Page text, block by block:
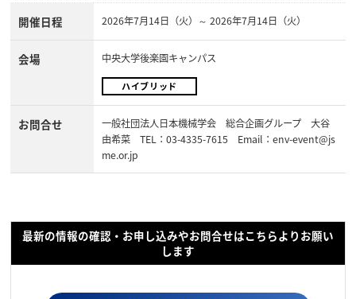
開催日程 2026年7月14日（火）～ 2026年7月14日（火）
会場 中央大学後楽園キャンパス
ハイブリッド
お問合せ
一般社団法人日本機械学会 総合企画グループ 大谷
由希菜 TEL：03-4335-7615 Email：env-event@js
me.or.jp
最新の情報の確認・お申し込みやお問合せはこちらよりお願い
します